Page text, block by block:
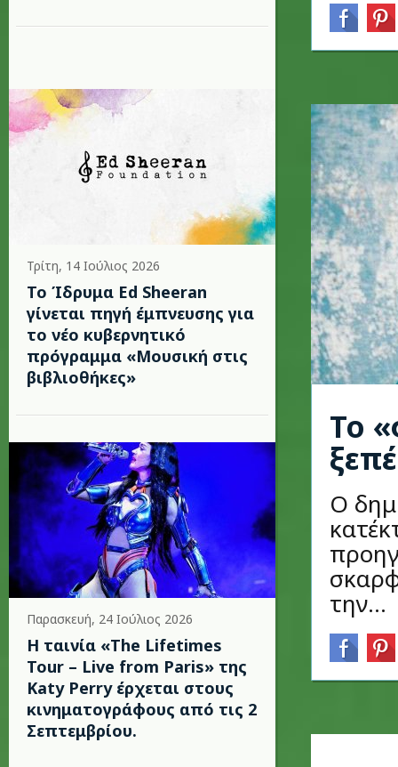
Τρίτη, 14 Ιούλιος 2026
Το Ίδρυμα Ed Sheeran
γίνεται πηγή έμπνευσης για
το νέο κυβερνητικό
πρόγραμμα «Μουσική στις
βιβλιοθήκες»
Παρασκευή, 24 Ιούλιος 2026
Η ταινία «The Lifetimes
Tour – Live from Paris» της
Katy Perry έρχεται στους
κινηματογράφους από τις 2
Σεπτεμβρίου.
Το
Ο
την...